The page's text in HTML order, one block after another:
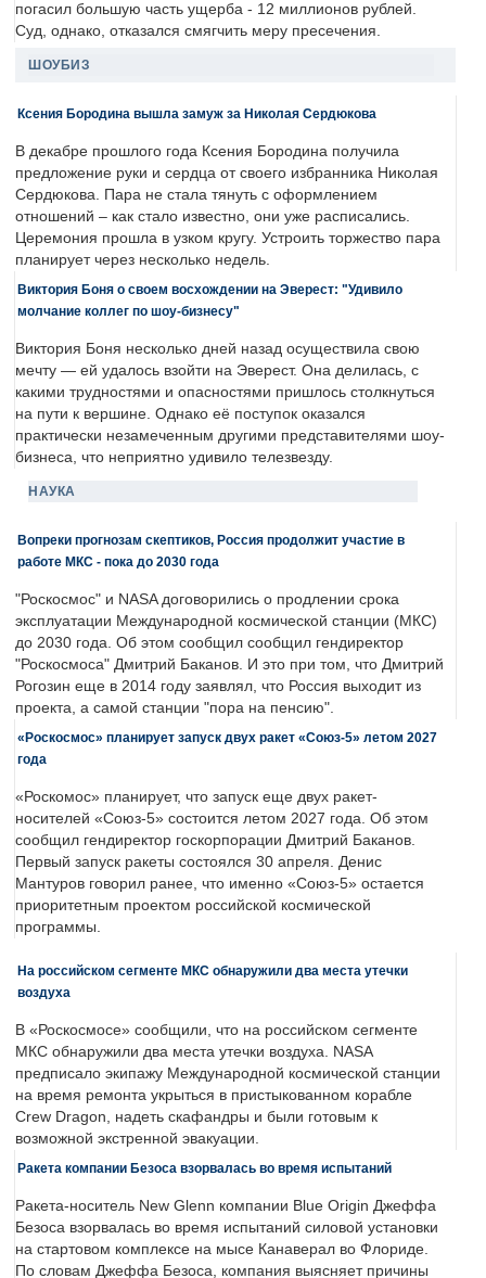
погасил большую часть ущерба - 12 миллионов рублей.
Суд, однако, отказался смягчить меру пресечения.
ШОУБИЗ
Ксения Бородина вышла замуж за Николая Сердюкова
В декабре прошлого года Ксения Бородина получила
предложение руки и сердца от своего избранника Николая
Сердюкова. Пара не стала тянуть с оформлением
отношений – как стало известно, они уже расписались.
Церемония прошла в узком кругу. Устроить торжество пара
планирует через несколько недель.
Виктория Боня о своем восхождении на Эверест: "Удивило
молчание коллег по шоу-бизнесу"
Виктория Боня несколько дней назад осуществила свою
мечту — ей удалось взойти на Эверест. Она делилась, с
какими трудностями и опасностями пришлось столкнуться
на пути к вершине. Однако её поступок оказался
практически незамеченным другими представителями шоу-
бизнеса, что неприятно удивило телезвезду.
НАУКА
Вопреки прогнозам скептиков, Россия продолжит участие в
работе МКС - пока до 2030 года
"Роскосмос" и NASA договорились о продлении срока
эксплуатации Международной космической станции (МКС)
до 2030 года. Об этом сообщил сообщил гендиректор
"Роскосмоса" Дмитрий Баканов. И это при том, что Дмитрий
Рогозин еще в 2014 году заявлял, что Россия выходит из
проекта, а самой станции "пора на пенсию".
«Роскосмос» планирует запуск двух ракет «Союз-5» летом 2027
года
«Роскомос» планирует, что запуск еще двух ракет-
носителей «Союз-5» состоится летом 2027 года. Об этом
сообщил гендиректор госкорпорации Дмитрий Баканов.
Первый запуск ракеты состоялся 30 апреля. Денис
Мантуров говорил ранее, что именно «Союз-5» остается
приоритетным проектом российской космической
программы.
На российском сегменте МКС обнаружили два места утечки
воздуха
В «Роскосмосе» сообщили, что на российском сегменте
МКС обнаружили два места утечки воздуха. NASA
предписало экипажу Международной космической станции
на время ремонта укрыться в пристыкованном корабле
Crew Dragon, надеть скафандры и были готовым к
возможной экстренной эвакуации.
Ракета компании Безоса взорвалась во время испытаний
Ракета-носитель New Glenn компании Blue Origin Джеффа
Безоса взорвалась во время испытаний силовой установки
на стартовом комплексе на мысе Канаверал во Флориде.
По словам Джеффа Безоса, компания выясняет причины